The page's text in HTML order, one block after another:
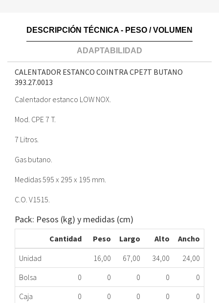
DESCRIPCIÓN TÉCNICA - PESO / VOLUMEN
ADAPTABILIDAD
CALENTADOR ESTANCO COINTRA CPE7T BUTANO
393.27.0013
Calentador estanco LOW NOX.
Mod. CPE 7 T.
7 Litros.
Gas butano.
Medidas 595 x 295 x 195 mm.
C.O. V1515.
Pack: Pesos (kg) y medidas (cm)
Cantidad Peso Largo Alto
Ancho
Unidad
16,00 67,00 34,00
24,00
Bolsa
0 0 0 0
0
Caja
0 0 0 0
0